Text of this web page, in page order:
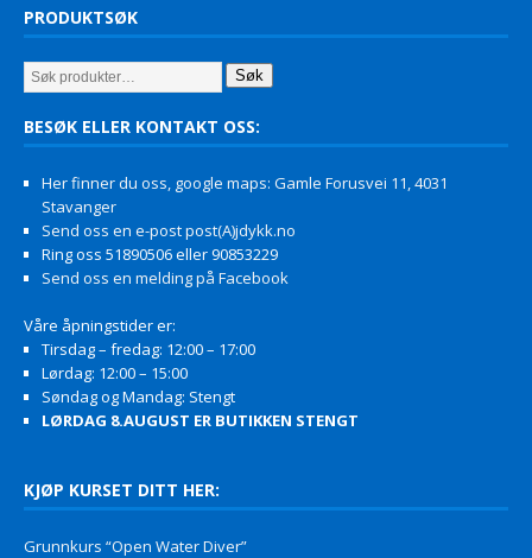
PRODUKTSØK
Søk
BESØK ELLER KONTAKT OSS:
Her finner du oss, google maps: Gamle Forusvei 11, 4031
Stavanger
Send oss en e-post post(A)jdykk.no
Ring oss 51890506 eller 90853229
Send oss en melding på Facebook
Våre åpningstider er:
Tirsdag – fredag: 12:00 – 17:00
Lørdag: 12:00 – 15:00
Søndag og Mandag: Stengt
LØRDAG 8.AUGUST ER BUTIKKEN STENGT
KJØP KURSET DITT HER:
Grunnkurs “Open Water Diver”